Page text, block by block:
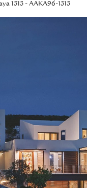
1313 - AAKA96-1313